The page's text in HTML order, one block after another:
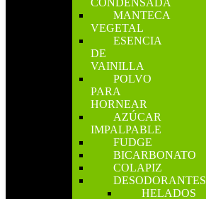
MANTECA
VEGETAL
ESENCIA
DE
VAINILLA
POLVO
PARA
HORNEAR
AZÚCAR
IMPALPABLE
FUDGE
BICARBONATO
COLAPIZ
DESODORANTES
HELADOS